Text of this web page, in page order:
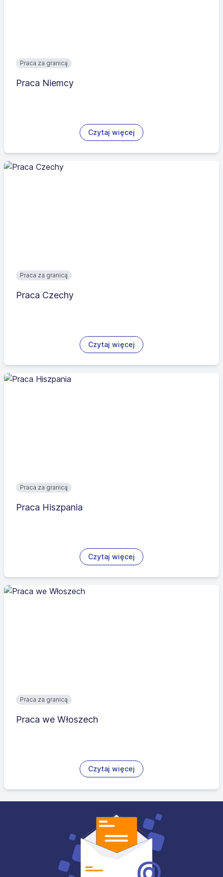
Praca za granicą
Praca Niemcy
Czytaj więcej
Praca za granicą
Praca Czechy
Czytaj więcej
Praca za granicą
Praca Hiszpania
Czytaj więcej
Praca za granicą
Praca we Włoszech
Czytaj więcej